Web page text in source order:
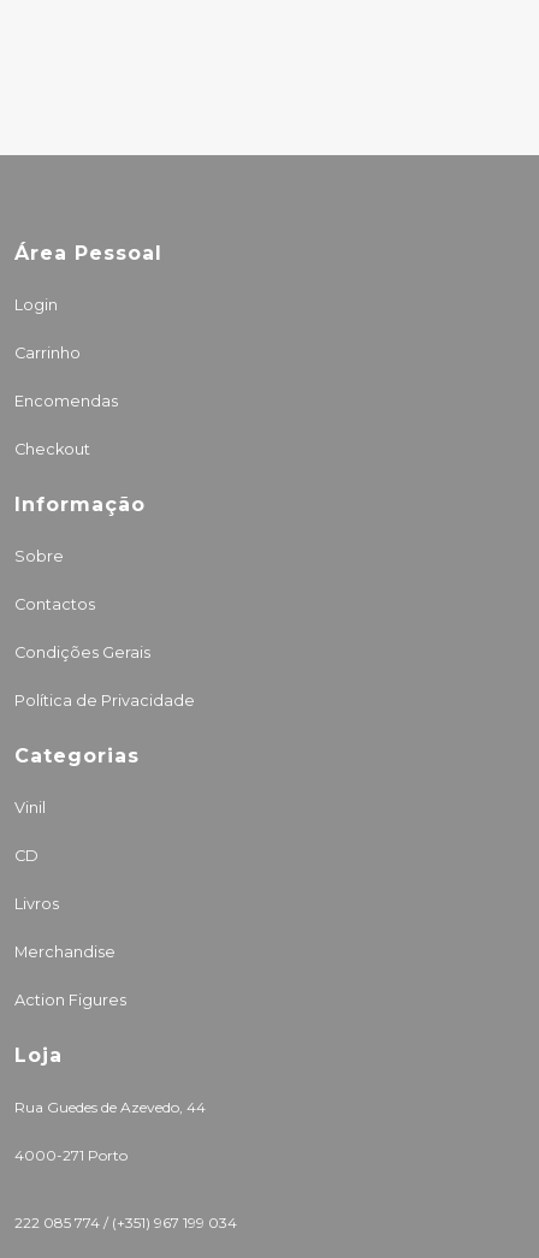
Área Pessoal
Login
Carrinho
Encomendas
Checkout
Informação
Sobre
Contactos
Condições Gerais
Política de Privacidade
Categorias
Vinil
CD
Livros
Merchandise
Action Figures
Loja
Rua Guedes de Azevedo, 44
4000-271 Porto
222 085 774 / (+351) 967 199 034